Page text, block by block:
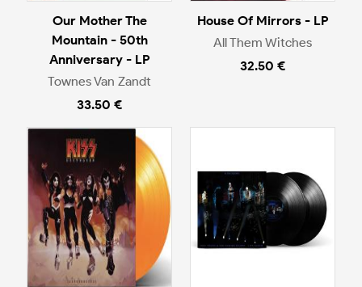
Our Mother The
Mountain - 50th
Anniversary - LP
Townes Van Zandt
33.50 €
House Of Mirrors - LP
All Them Witches
32.50 €